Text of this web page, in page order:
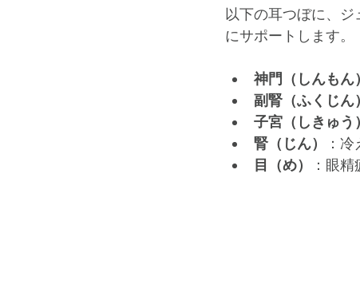
以下の耳つぼに、
にサポートします。
神門（しんもん）
副腎（ふくじん）
子宮（しきゅう）
腎（じん）
：
目（め）
：眼